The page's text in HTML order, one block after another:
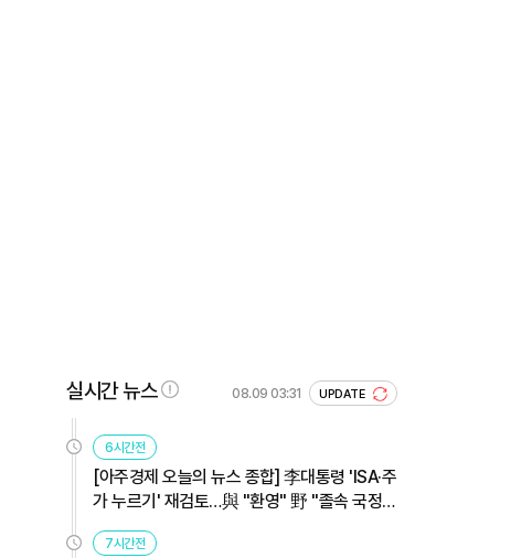
실시간 뉴스 08.09 03:31 UPDATE
6시간전
[아주경제 오늘의 뉴스 종합] 李대통령 'ISA·주
가 누르기' 재검토…與 "환영" 野 "졸속 국정"
外
7시간전